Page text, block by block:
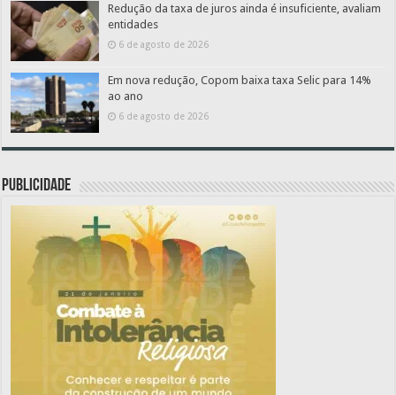
Redução da taxa de juros ainda é insuficiente, avaliam
entidades
6 de agosto de 2026
Em nova redução, Copom baixa taxa Selic para 14%
ao ano
6 de agosto de 2026
PUBLICIDADE